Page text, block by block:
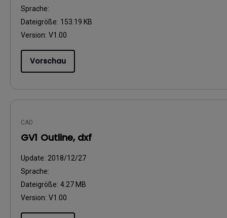
Sprache:
Dateigröße: 153.19 KB
Version: V1.00
Vorschau
CAD
GV1 Outline, dxf
Update: 2018/12/27
Sprache:
Dateigröße: 4.27 MB
Version: V1.00